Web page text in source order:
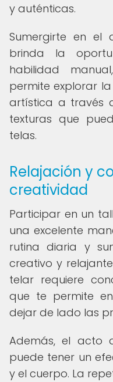
y auténticas.
Sumergirte en
brinda la
habilidad
permite explorar
artística a través
texturas que
telas.
Relajación y
creatividad
Participar en un
una excelente
rutina diaria y
creativo y
telar requiere
que te permite
dejar de lado las
Además, el acto
puede tener un
y el cuerpo. La